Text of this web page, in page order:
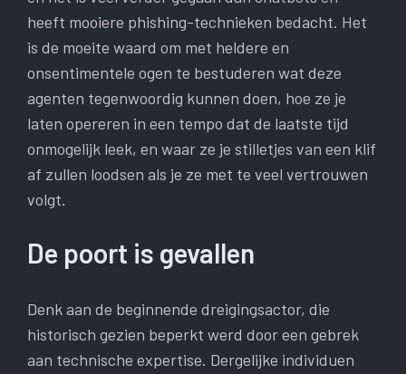
heeft mooiere phishing-technieken bedacht. Het
is de moeite waard om met heldere en
onsentimentele ogen te bestuderen wat deze
agenten tegenwoordig kunnen doen, hoe ze je
laten opereren in een tempo dat de laatste tijd
onmogelijk leek, en waar ze je stilletjes van een klif
af zullen loodsen als je ze met te veel vertrouwen
volgt.
De poort is gevallen
Denk aan de beginnende dreigingsactor, die
historisch gezien beperkt werd door een gebrek
aan technische expertise. Dergelijke individuen